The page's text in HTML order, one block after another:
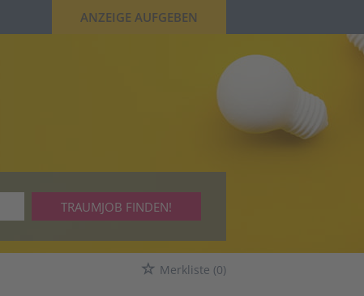
ANZEIGE AUFGEBEN
TRAUMJOB FINDEN!
Merkliste (0)